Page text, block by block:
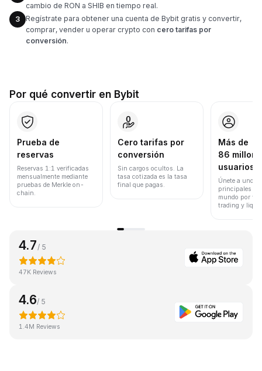
cambio de RON a SHIB en tiempo real.
3
Regístrate para obtener una cuenta de Bybit gratis y convertir,
comprar, vender u operar crypto con cero tarifas por
conversión.
Por qué convertir en Bybit
Prueba de
reservas
Reservas 1:1 verificadas
mensualmente mediante
pruebas de Merkle on-
chain.
Cero tarifas por
conversión
Sin cargos ocultos. La
tasa cotizada es la tasa
final que pagas.
Más de
86
usuarios
Únete a uno
principales
mundo por
trading y
4.7/ 5
47K Reviews
4.6/ 5
1.4M Reviews